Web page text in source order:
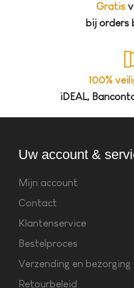
Gratis
bij orders
100%
iDEAL,
Uw account &
Mijn account
Contact
Klantenservice
Bestelproces
Verzending en bezorging
Retourbeleid